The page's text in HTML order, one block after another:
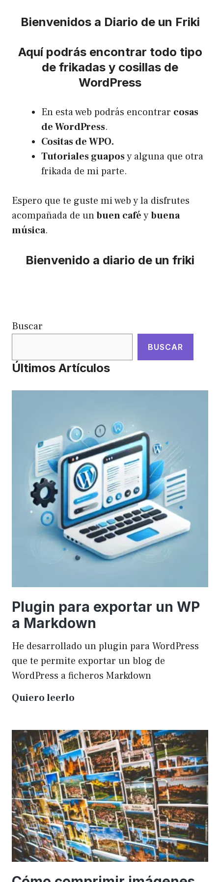
Bienvenidos a Diario de un Friki
Aquí podrás encontrar todo tipo
de frikadas y cosillas de
WordPress
En esta web podrás encontrar cosas
de WordPress.
Cositas de WPO.
Tutoriales guaposy alguna que otra
frikada de mi parte.
Espero que te guste mi web y la disfrutes
acompañada de unbuen caféybuena
música.
Bienvenido a diario de un friki
Buscar
BUSCAR
Últimos Artículos
Plugin para exportar un WP
a Markdown
He desarrollado un plugin para WordPress
que te permite exportar un blog de
WordPress a ficheros Markdown
Quiero leerlo
exportar
un
WP
a
Markdown